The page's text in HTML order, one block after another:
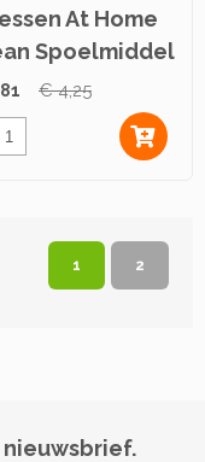
At Home
Spoelmiddel
€ 4,25
1 2